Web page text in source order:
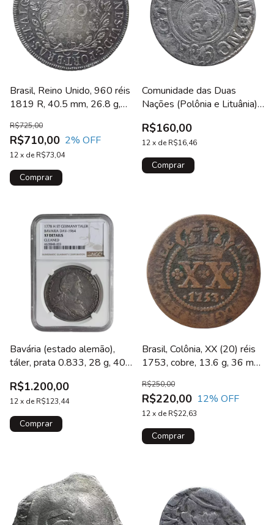
Brasil, Reino Unido, 960 réis
1819 R, 40.5 mm, 26.8 g,
Bentes 387.02.01
R$710,00
R$725,00
2% OFF
12x de R$73,04
Comunidade das Duas
Nações (Polônia e Lituânia),
(1/24 thaler) 1622, prata,
1.1 g, 19.5 mm, KM# 41
R$160,00
12x de R$16,46
Bavária (estado alemão),
táler, prata 0.833, 28 g, 40
KM 563.1, certificada NGC
R$1.200,00
12x de R$123,44
Brasil, Colônia, XX (20) réis
1753, cobre, 13.6 g, 36 mm,
R$220,00
R$250,00
12% OFF
12x de R$22,63